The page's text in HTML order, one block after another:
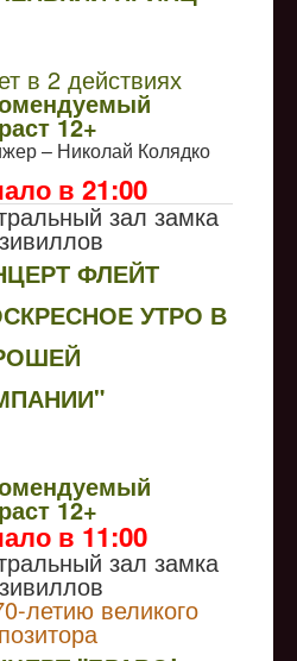
в 2 действиях
12+
– Николай Колядко
в 21:00
зал замка
ФЛЕЙТ
УТРО В
12+
в 11:00
зал замка
летию великого